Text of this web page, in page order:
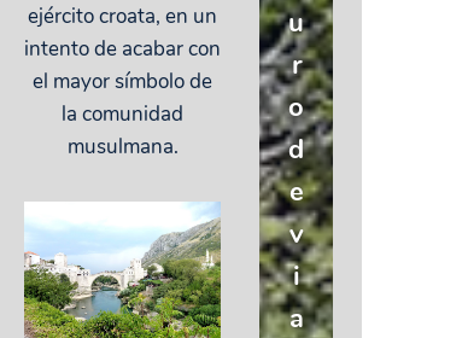
ejército croata, en un
intento de acabar con
el mayor símbolo de
la comunidad
musulmana.
u
r
o
d
e
v
i
a